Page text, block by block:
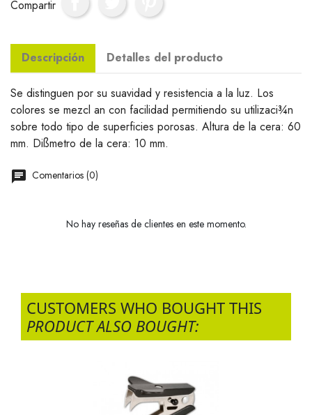
Compartir
Descripción Detalles del producto
Se distinguen por su suavidad y resistencia a la luz. Los
colores se mezcl an con facilidad permitiendo su utilizaci¾n
sobre todo tipo de superficies porosas. Altura de la cera: 60
mm. Dißmetro de la cera: 10 mm.
Comentarios (0)
No hay reseñas de clientes en este momento.
CUSTOMERS WHO BOUGHT THIS
PRODUCT ALSO BOUGHT: